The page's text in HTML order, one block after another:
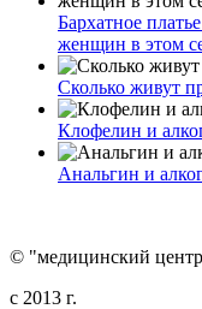
Бархатное
женщин в этом
Сколько живут
Клофелин и
Анальгин и
© "медицинский
c 2013 г.